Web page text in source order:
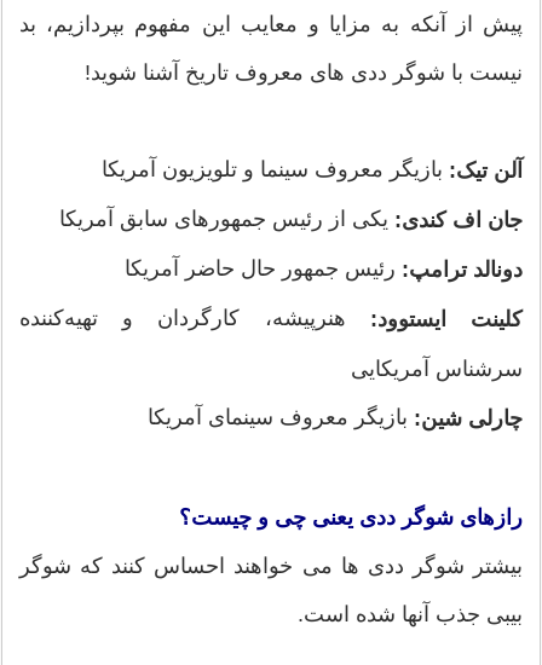
پیش از آنکه به مزایا و معایب این مفهوم بپردازیم، بد
نیست با شوگر ددی های معروف تاریخ آشنا شوید!
آلن تیک: بازیگر معروف سینما و تلویزیون آمریکا
جان اف کندی: یکی از رئیس جمهورهای سابق آمریکا
دونالد ترامپ: رئیس جمهور حال حاضر آمریکا
کلینت ایستوود: هنرپیشه، کارگردان و تهیه‌کننده
سرشناس آمریکایی
چارلی شین: بازیگر معروف سینمای آمریکا
رازهای شوگر ددی یعنی چی و چیست؟
بیشتر شوگر ددی ها می خواهند احساس کنند که شوگر
بیبی جذب آنها شده است.